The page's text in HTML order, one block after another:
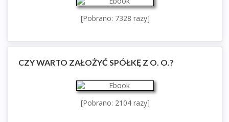
[Pobrano: 7328 razy]
CZY WARTO ZAŁOŻYĆ SPÓŁKĘ Z O. O.?
[Pobrano: 2104 razy]